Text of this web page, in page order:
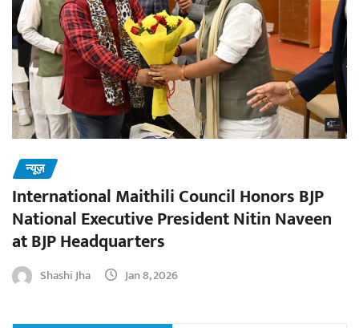
न्यूज़
International Maithili Council Honors BJP
National Executive President Nitin Naveen
at BJP Headquarters
Shashi Jha Jan 8, 2026